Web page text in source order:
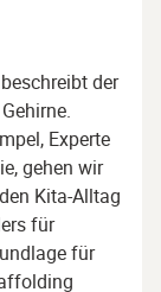
der
Experte
gehen wir
Kita-Alltag
für
für